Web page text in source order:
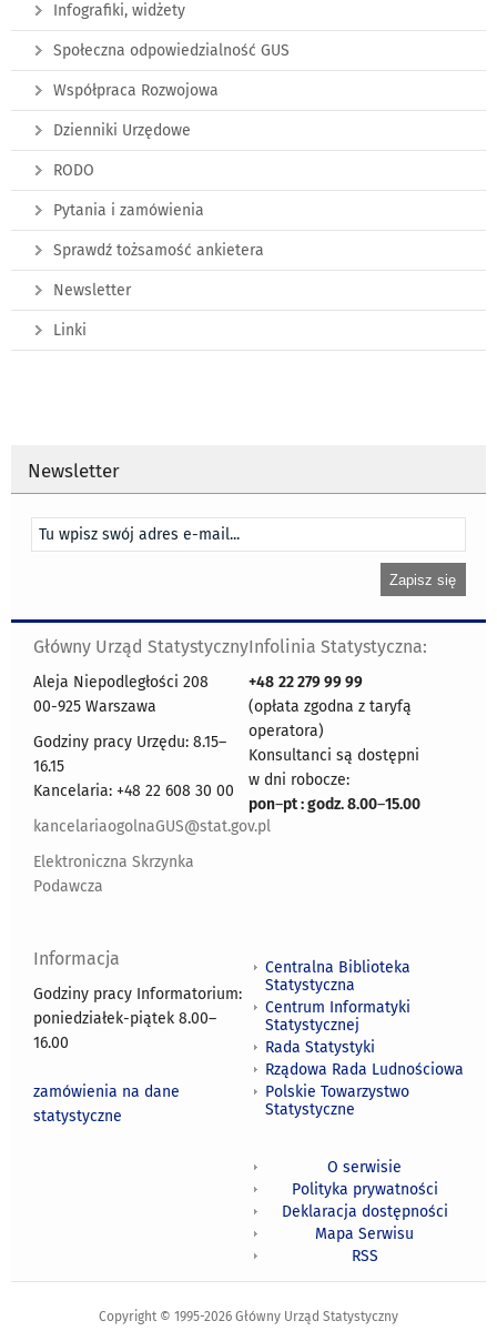
Infografiki, widżety
Społeczna odpowiedzialność GUS
Współpraca Rozwojowa
Dzienniki Urzędowe
RODO
Pytania i zamówienia
Sprawdź tożsamość ankietera
Newsletter
Linki
Newsletter
Główny Urząd Statystyczny
Aleja Niepodległości 208
00-925 Warszawa
Godziny pracy Urzędu: 8.15–
16.15
Kancelaria: +48 22 608 30 00
kancelariaogolnaGUS@stat.gov.pl
Elektroniczna Skrzynka
Podawcza
Infolinia Statystyczna:
+48 22 279 99 99
(opłata zgodna z taryfą
operatora)
Konsultanci są dostępni
w dni robocze:
pon–pt : godz. 8.00–15.00
Informacja
Godziny pracy Informatorium:
poniedziałek-piątek 8.00–
16.00
zamówienia na dane
statystyczne
Centralna Biblioteka
Statystyczna
Centrum Informatyki
Statystycznej
Rada Statystyki
Rządowa Rada Ludnościowa
Polskie Towarzystwo
Statystyczne
O serwisie
Polityka prywatności
Deklaracja dostępności
Mapa Serwisu
RSS
Copyright © 1995-2026 Główny Urząd Statystyczny